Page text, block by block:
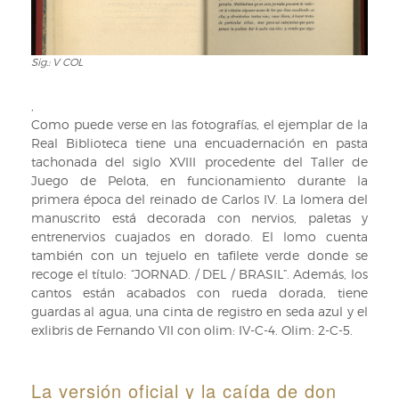
Sig.:
Sig.: V COL
Como puede verse en las fotografías, el ejemplar de la
Real Biblioteca tiene una encuadernación en pasta
tachonada del siglo XVIII procedente del Taller de
Juego de Pelota, en funcionamiento durante la
primera época del reinado de Carlos IV. La lomera del
manuscrito está decorada con nervios, paletas y
entrenervios cuajados en dorado. El lomo cuenta
también con un tejuelo en tafilete verde donde se
recoge el título: “JORNAD. / DEL / BRASIL”. Además, los
cantos están acabados con rueda dorada, tiene
guardas al agua, una cinta de registro en seda azul y el
exlibris de Fernando VII con olim: IV-C-4. Olim: 2-C-5.
La versión oficial y la caída de don